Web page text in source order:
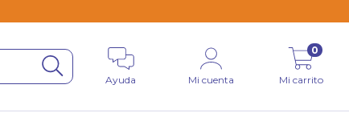
Ayuda Mi cuenta Mi carrito
0